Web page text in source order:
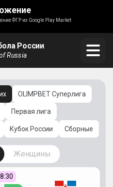
ФГР из Google Play Market
России
Russia
OLIMPBET Суперлига
Первая лига
Кубок России Сборные
Женщины